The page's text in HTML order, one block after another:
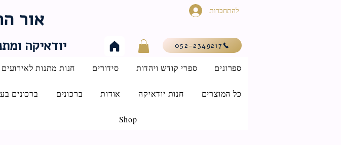
אור
יודאיקה
להתחברות
052-2349217
חנות מתנות לאירועים סידורים ספרי קודש ויהדות ספרונים
ברכונים ברכונים אודות חנות יודאיקה כל המוצרים
Shop